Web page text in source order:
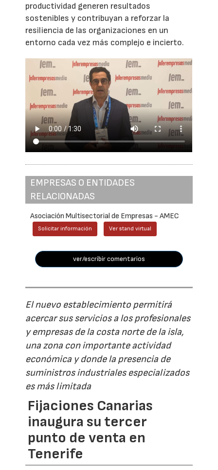
productividad generen resultados
sostenibles y contribuyan a reforzar la
resiliencia de las organizaciones en un
entorno cada vez más complejo e incierto.
EMPRESAS O ENTIDADES
RELACIONADAS
Asociación Multisectorial de Empresas - AMEC
Solicitar información Ver stand virtual
ver/escribir comentarios
El nuevo establecimiento permitirá
acercar sus servicios a los profesionales
y empresas de la costa norte de la isla,
una zona con importante actividad
económica y donde la presencia de
suministros industriales especializados
es más limitada
Fijaciones Canarias
inaugura su tercer
punto de venta en
Tenerife